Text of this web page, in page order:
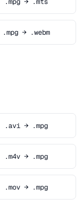
.mpg → .webm
.avi → .mpg
.m4v → .mpg
.mov → .mpg